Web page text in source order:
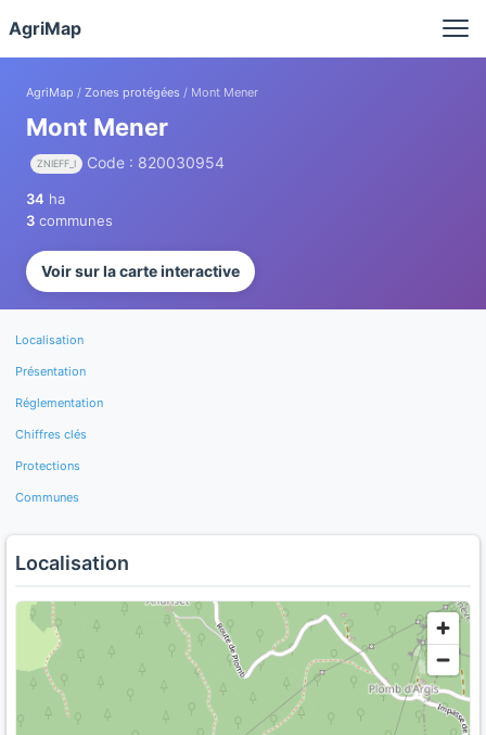
AgriMap
AgriMap / Zones protégées / Mont Mener
Mont Mener
ZNIEFF_I Code : 820030954
34 ha
3 communes
Voir sur la carte interactive
Localisation
Présentation
Réglementation
Chiffres clés
Protections
Communes
Localisation